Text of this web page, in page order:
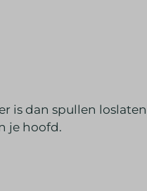
is dan spullen
je hoofd.